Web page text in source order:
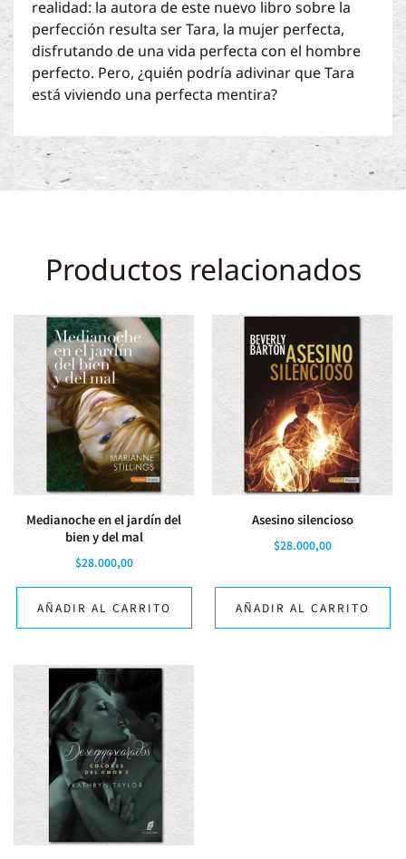
realidad: la autora de este nuevo libro sobre la
perfección resulta ser Tara, la mujer perfecta,
disfrutando de una vida perfecta con el hombre
perfecto. Pero, ¿quién podría adivinar que Tara
está viviendo una perfecta mentira?
Productos relacionados
Medianoche en el jardín del
bien y del mal
$28.000,00
AÑADIR AL CARRITO
Asesino silencioso
$28.000,00
AÑADIR AL CARRITO